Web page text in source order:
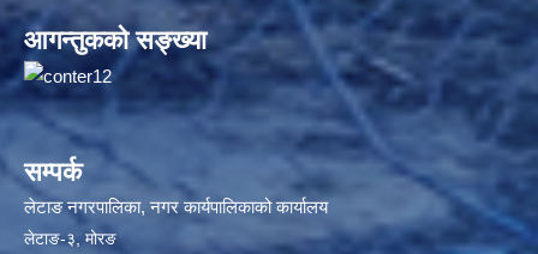
आगन्तुकको सङ्ख्या
सम्पर्क
लेटाङ नगरपालिका, नगर कार्यपालिकाको कार्यालय
लेटाङ-३, मोरङ